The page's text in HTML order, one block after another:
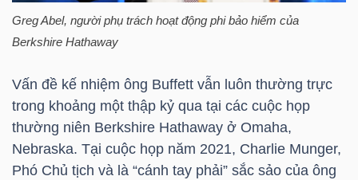
Greg Abel, người phụ trách hoạt động phi bảo hiểm của
Berkshire Hathaway
Vấn đề kế nhiệm ông Buffett vẫn luôn thường trực
trong khoảng một thập kỷ qua tại các cuộc họp
thường niên Berkshire Hathaway ở Omaha,
Nebraska. Tại cuộc họp năm 2021, Charlie Munger,
Phó Chủ tịch và là “cánh tay phải” sắc sảo của ông
CÔNG
CỤ
TRUY